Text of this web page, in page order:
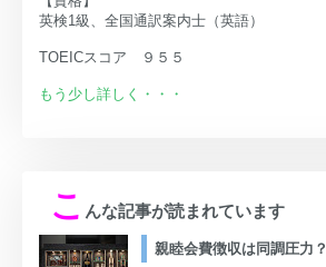
英検1級、全国通訳案内士（英語）
TOEICスコア ９５５
もう少し詳しく・・・
こ んな記事が読まれています
親睦会費徴収は同調圧力？